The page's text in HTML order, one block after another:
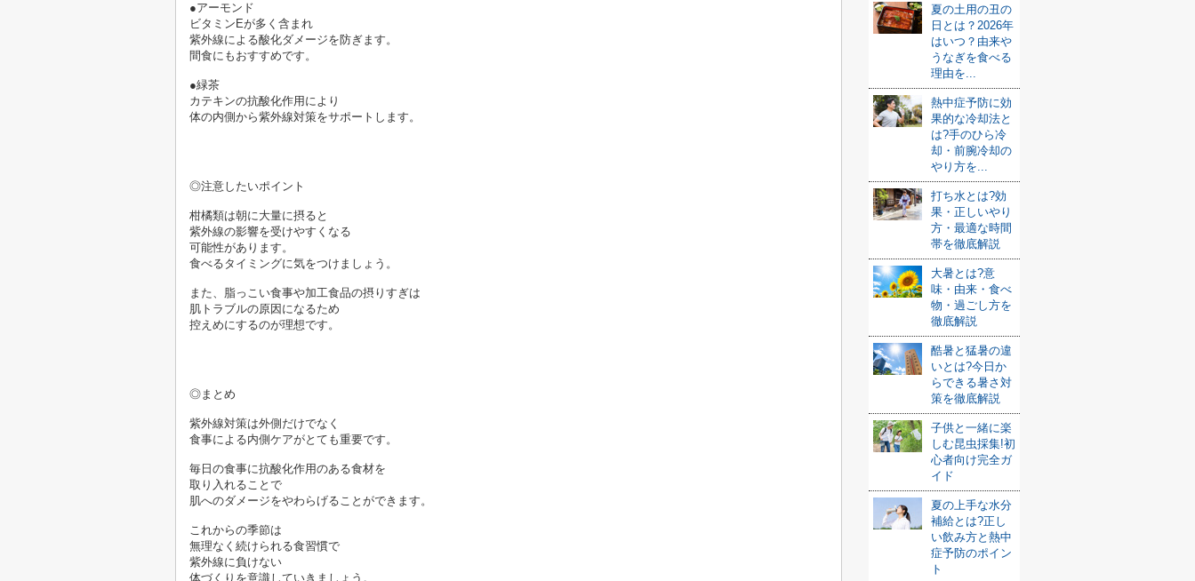
●アーモンド
ビタミンEが多く含まれ
紫外線による酸化ダメージを防ぎます。
間食にもおすすめです。
●緑茶
カテキンの抗酸化作用により
体の内側から紫外線対策をサポートします。
◎注意したいポイント
柑橘類は朝に大量に摂ると
紫外線の影響を受けやすくなる
可能性があります。
また、脂っこい食事や加工食品の摂りすぎは
肌トラブルの原因になるため
控えめにするのが理想です。
◎まとめ
紫外線対策は外側だけでなく
毎日の食事に抗酸化作用のある食材を
取り入れることで
これからの季節は
無理なく続けられる食習慣で
紫外線に負けない
体づくりを意識していきましょう。
夏の土用の丑の
日とは？2026年
はいつ？由来や
うなぎを食べる
理由を...
熱中症予防に効
果的な冷却法と
は?手のひら冷
却・前腕冷却の
やり方を...
打ち水とは?効
果・正しいやり
方・最適な時間
帯を徹底解説
大暑とは?意
味・由来・食べ
物・過ごし方を
徹底解説
酷暑と猛暑の違
いとは?今日か
らできる暑さ対
策を徹底解説
子供と一緒に楽
しむ昆虫採集!初
心者向け完全ガ
イド
夏の上手な水分
補給とは?正し
い飲み方と熱中
症予防のポイン
ト